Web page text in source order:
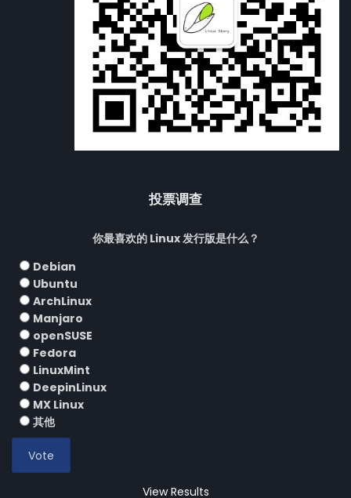
投票调查
你最喜欢的 Linux 发行版是什么？
Debian
Ubuntu
ArchLinux
Manjaro
openSUSE
Fedora
LinuxMint
DeepinLinux
MX Linux
其他
View Results